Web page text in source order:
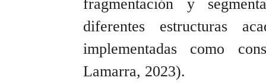
fragmentación y
diferentes estructuras
implementadas como
Lamarra, 2023).